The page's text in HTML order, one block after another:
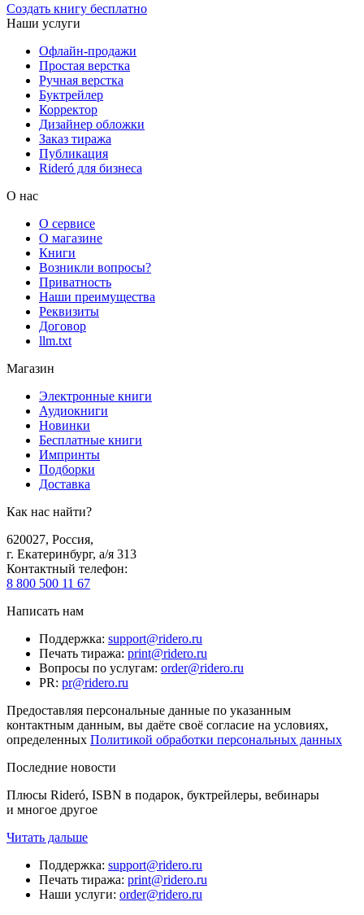
Создать книгу бесплатно
Наши услуги
Офлайн-продажи
Простая верстка
Ручная верстка
Буктрейлер
Корректор
Дизайнер обложки
Заказ тиража
Публикация
Rideró для бизнеса
О нас
О сервисе
О магазине
Книги
Возникли вопросы?
Приватность
Наши преимущества
Реквизиты
Договор
llm.txt
Магазин
Электронные книги
Аудиокниги
Новинки
Бесплатные книги
Импринты
Подборки
Доставка
Как нас найти?
620027, Россия,
г. Екатеринбург, а/я 313
Контактный телефон:
8 800 500 11 67
Написать нам
Поддержка: support@ridero.ru
Печать тиража: print@ridero.ru
Вопросы по услугам: order@ridero.ru
PR: pr@ridero.ru
Предоставляя персональные данные по указанным
контактным данным, вы даёте своё согласие на условиях,
определенных Политикой обработки персональных данных
Последние новости
Плюсы Rideró, ISBN в подарок, буктрейлеры, вебинары
и многое другое
Читать дальше
Поддержка: support@ridero.ru
Печать тиража: print@ridero.ru
Наши услуги: order@ridero.ru